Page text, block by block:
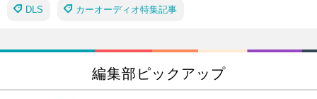
DLS カーオーディオ特集記事
編集部ピックアップ